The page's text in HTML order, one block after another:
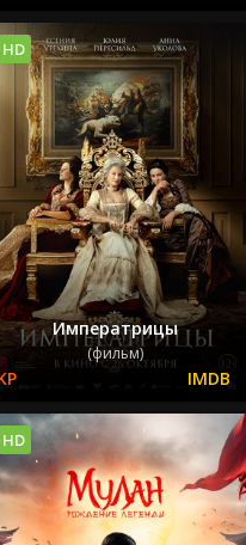
Императрицы
(фильм)
HD
HD